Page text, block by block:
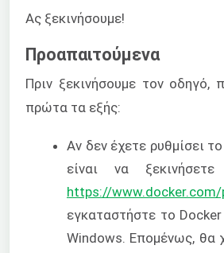
Ας ξεκινήσουμε!
Προαπαιτούμενα
Πριν ξεκινήσουμε τον οδηγό,
πρώτα τα εξής:
Αν δεν έχετε ρυθμίσει
είναι να
https://
εγκαταστήστε το
Windows. Επομένως, θα